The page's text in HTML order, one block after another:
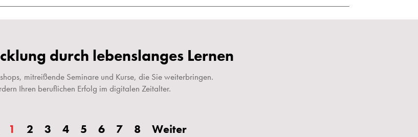
durch lebenslanges Lernen
mitreißende Seminare und Kurse, die Sie weiterbringen.
Ihren beruflichen Erfolg im digitalen Zeitalter.
1 2 3 4 5 6 7 8 Weiter